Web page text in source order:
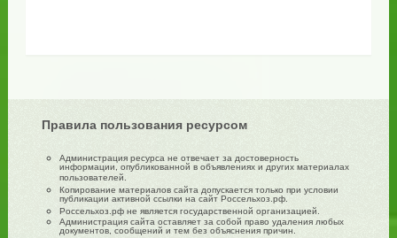
Правила пользования ресурсом
Администрация ресурса не отвечает за достоверность
информации, опубликованной в объявлениях и других материалах
пользователей.
Копирование материалов сайта допускается только при условии
публикации активной ссылки на сайт Россельхоз.рф.
Россельхоз.рф не является государственной организацией.
Администрация сайта оставляет за собой право удаления любых
документов, сообщений и тем без объяснения причин.